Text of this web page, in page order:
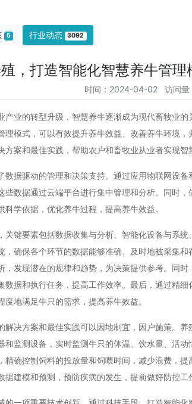
5 行业动态 3092
，打造智能化智慧养牛管
时间：2024-04-02 访问量
产业的转型升级，智慧养牛逐渐成为现代畜牧业
理模式，可以有效提升养牛效益、改善养牛环境
方案和最佳实践，帮助农户和畜牧业从业者实现智
数据驱动的管理和决策支持。通过应用物联网设
些数据通过云端平台进行集中管理和分析。同时
科学依据，优化养牛过程，提高养牛效益。
关键要素包括数据收集与分析、智能化设备与系
，确保各个环节的数据能够准确、及时地被采集
，发现潜在的规律和趋势，为决策提供参考。同
数据和执行任务，提高工作效率。最后，通过精
地满足牛只的需求，提高养牛效益。
解决方案和最佳实践可以因地制宜，因户施策。
和监测设备，实时监测牛只的体温、饮水量、活
精确控制饲料的投放量和饲喂时间，减少浪费，
建模和预测，预防疾病的发生，提前做好防控工